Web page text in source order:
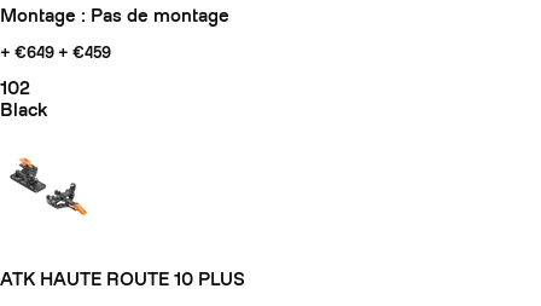
Montage : Pas de montage
+ €649 + €459
102
Black
ATK HAUTE ROUTE 10 PLUS